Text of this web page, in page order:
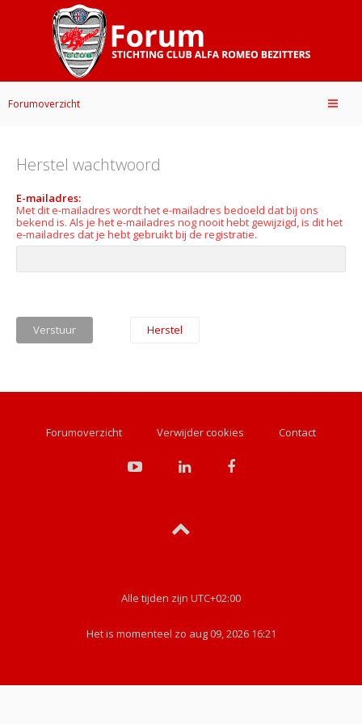
Forumoverzicht
Herstel wachtwoord
E-mailadres:
Met dit e-mailadres wordt het e-mailadres bedoeld dat bij ons
bekend is. Als je het e-mailadres nog nooit hebt gewijzigd, is dit het
e-mailadres dat je hebt gebruikt bij de registratie.
Forumoverzicht Verwijder cookies Contact
Alle tijden zijn UTC+02:00
Het is momenteel zo aug 09, 2026 16:21